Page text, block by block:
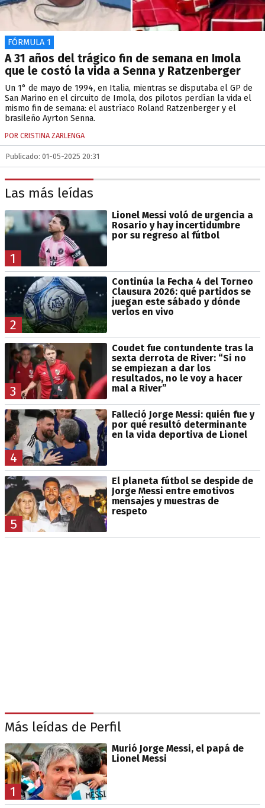
FÓRMULA 1
A 31 años del trágico fin de semana en Imola
que le costó la vida a Senna y Ratzenberger
Un 1° de mayo de 1994, en Italia, mientras se disputaba el GP de
San Marino en el circuito de Imola, dos pilotos perdían la vida el
mismo fin de semana: el austríaco Roland Ratzenberger y el
brasileño Ayrton Senna.
POR CRISTINA ZARLENGA
Publicado: 01-05-2025 20:31
Las más leídas
1
Lionel Messi voló de urgencia a
Rosario y hay incertidumbre
por su regreso al fútbol
2
Continúa la Fecha 4 del Torneo
Clausura 2026: qué partidos se
juegan este sábado y dónde
verlos en vivo
3
Coudet fue contundente tras la
sexta derrota de River: “Si no
se empiezan a dar los
resultados, no le voy a hacer
mal a River”
4
Falleció Jorge Messi: quién fue y
por qué resultó determinante
en la vida deportiva de Lionel
5
El planeta fútbol se despide de
Jorge Messi entre emotivos
mensajes y muestras de
respeto
Más leídas de Perfil
1
Murió Jorge Messi, el papá de
Lionel Messi